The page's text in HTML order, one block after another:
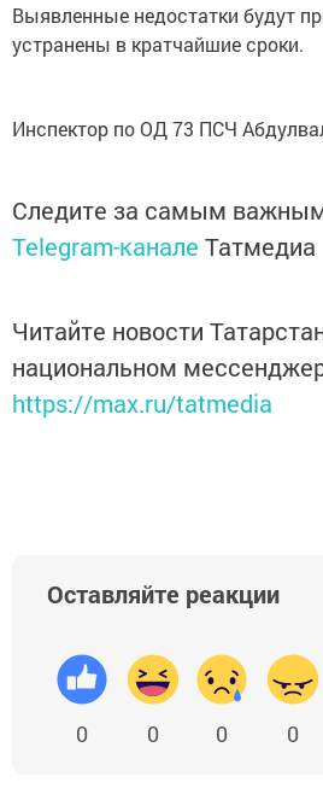
Выявленные недостатки будут
устранены в кратчайшие сроки.
Инспектор по ОД 73 ПСЧ
Следите за самым
Telegram-канале Татмедиа
Читайте новости
национальном
https://max.ru/tatmedia
Оставляйте реакции
0 0 0 0